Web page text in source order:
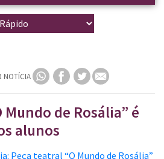
NOTÍCIA
de Rosália” é
alunos